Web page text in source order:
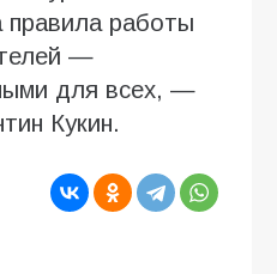
правила работы
—
для всех, —
Кукин.